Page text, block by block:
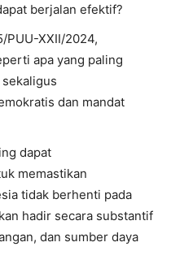
berjalan efektif?
PUU-XXII/2024,
apa yang paling
dan mandat
dapat
memastikan
tidak berhenti pada
hadir secara substantif
dan sumber daya